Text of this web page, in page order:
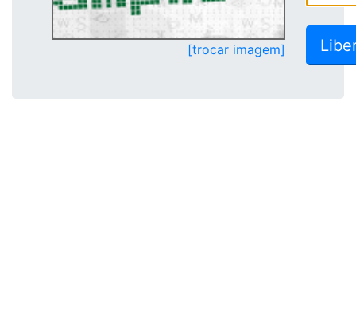
[trocar imagem]